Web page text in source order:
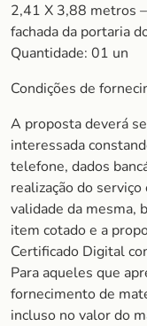
2,41 X 3,88 metros
fachada da portaria
Quantidade: 01 un
Condições de
A proposta deverá
interessada
telefone, dados
realização do
validade da mesma,
item cotado e a
Certificado Digital
Para aqueles que
fornecimento de
incluso no valor do